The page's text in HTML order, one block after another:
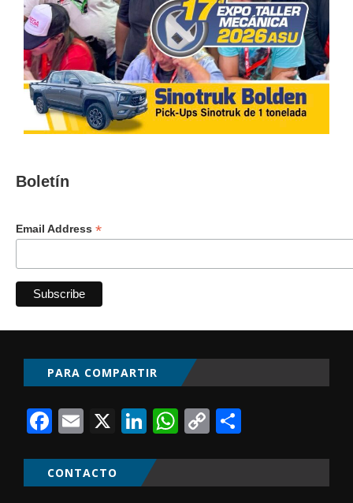
Boletín
Email Address *
PARA COMPARTIR
Facebook
Email
X LinkedIn
WhatsApp
Copy
CONTACTO